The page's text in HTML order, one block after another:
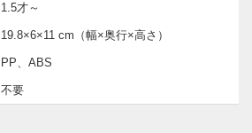
1.5才～
19.8×6×11 cm（幅×奥行×高さ）
PP、ABS
不要